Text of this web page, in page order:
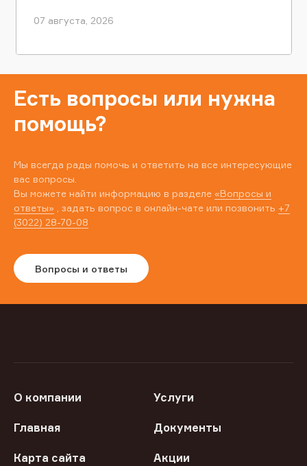
07 августа, 2026
Есть вопросы или нужна
помощь?
Мы всегда рады помочь и ответить на все интересующие
вас вопросы.
Вы можете найти информацию в разделе «Вопросы и
ответы» , задать вопрос в онлайн-чате или позвонить +7
(3022) 28-70-08
Вопросы и ответы
О компании Услуги
Главная Документы
Карта сайта Акции